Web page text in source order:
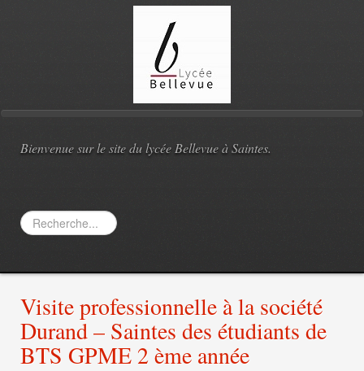
Bienvenue sur le site du lycée Bellevue à Saintes.
Rechercher
Visite professionnelle à la société
Durand – Saintes des étudiants de
BTS GPME 2 ème année